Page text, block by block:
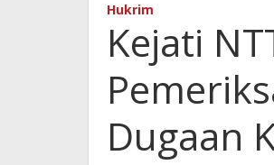
Hukrim
Kejati
Dugaan